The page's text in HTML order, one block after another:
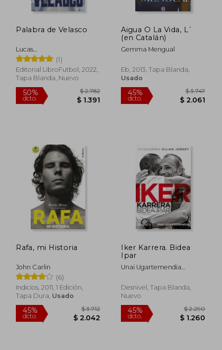
Palabra de Velasco
Lucas
Marinelli/Librofutbol.Com
(1)
Editorial LibroFutbol, 2022,
Tapa Blanda, Nuevo
50%
Aigua O La Vida, L`
(en Catalán)
Gemma Mengual
Eb, 2013, Tapa Blanda,
Usado
45%
Rafa, mi Historia
John Carlin
(6)
Indicios, 2011, 1 Edición,
Tapa Dura, Usado
Iker Karrera. Bidea
Ipar
Unai Ugartemendia
Aranburu
Desnivel, Tapa Blanda,
Nuevo